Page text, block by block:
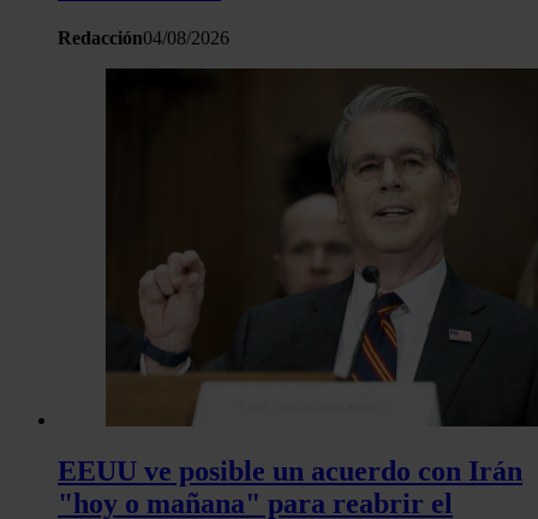
Redacción04/08/2026
EEUU ve posible un acuerdo con Irán
"hoy o mañana" para reabrir el